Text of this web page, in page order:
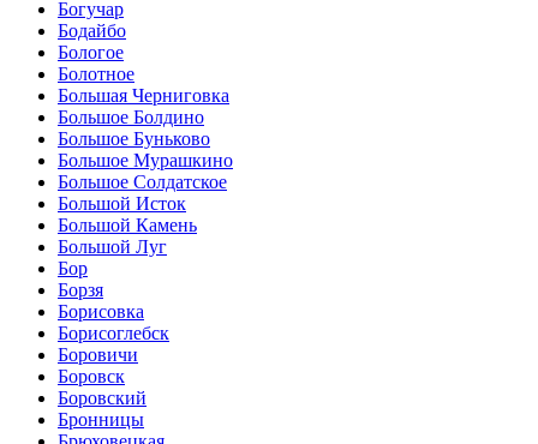
Богучар
Бодайбо
Бологое
Болотное
Большая Черниговка
Большое Болдино
Большое Буньково
Большое Мурашкино
Большое Солдатское
Большой Исток
Большой Камень
Большой Луг
Бор
Борзя
Борисовка
Борисоглебск
Боровичи
Боровск
Боровский
Бронницы